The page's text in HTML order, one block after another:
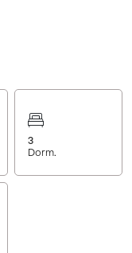
3
Dorm.